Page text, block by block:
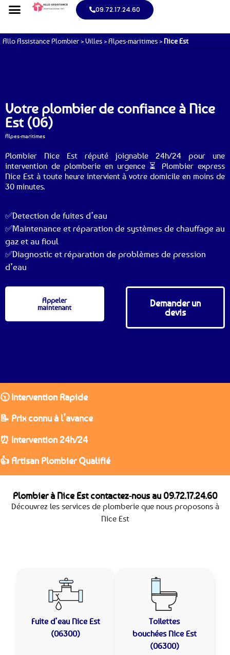
09.72.17.24.60
Allo Assistance Plombier >Villes >Alpes-maritimes > Nice Est
Votre plombier de confiance à Nice
Est (06)
Alpes-maritimes
Plombier Nice Est réputé joignable 24h/24 pour une
intervention de plomberie en urgence ⏳ Plombier express
Nice Est à toute heure intervient à votre domicile en moins de
30 minutes.
✅Detection de fuites d’eau
✅Maintenance et réparation de systèmes de chauffage au
gaz et au fioul
✅Diagnostic et réparation de problèmes de pression
d’eau
Appeler
maintenant
Demander un
devis
🕥 Intervention Rapide
📝 Prix connu à l’avance
⏰ Intervention 24h/24
👍 Artisan Plombier Qualifié
Plombier à Nice Est contactez-nous au 09.72.17.24.60
Découvrez les services de plomberie que nous proposons à
Nice Est
Fuite d’eau Nice Est
(06300)
Toilettes
bouchées Nice Est
(06300)